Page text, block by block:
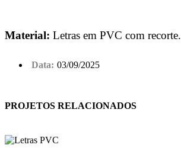
Material: Letras em PVC com recorte.
Data: 03/09/2025
PROJETOS RELACIONADOS